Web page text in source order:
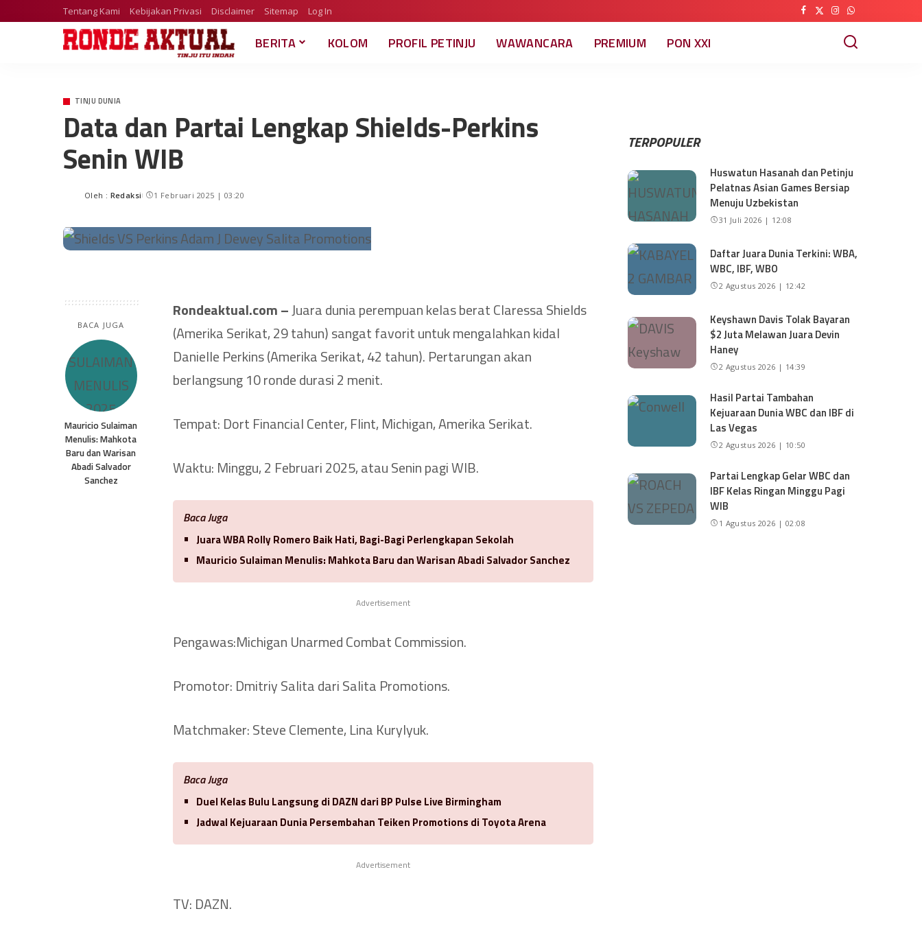
Tentang Kami Kebijakan Privasi Disclaimer Sitemap Log In
BERITA KOLOM PROFIL PETINJU WAWANCARA PREMIUM PON XXI
TINJU DUNIA
Data dan Partai Lengkap Shields-Perkins
Senin WIB
Oleh : Redaksi 1 Februari 2025 | 03:20
BACA JUGA
Mauricio Sulaiman
Menulis: Mahkota
Baru dan Warisan
Abadi Salvador
Sanchez
Rondeaktual.com –Juara dunia perempuan kelas berat Claressa Shields
(Amerika Serikat, 29 tahun) sangat favorit untuk mengalahkan kidal
Danielle Perkins (Amerika Serikat, 42 tahun). Pertarungan akan
berlangsung 10 ronde durasi 2 menit.
Tempat: Dort Financial Center, Flint, Michigan, Amerika Serikat.
Waktu: Minggu, 2 Februari 2025, atau Senin pagi WIB.
Baca Juga
Juara WBA Rolly Romero Baik Hati, Bagi-Bagi Perlengkapan Sekolah
Mauricio Sulaiman Menulis: Mahkota Baru dan Warisan Abadi Salvador Sanchez
Advertisement
Pengawas:Michigan Unarmed Combat Commission.
Promotor: Dmitriy Salita dari Salita Promotions.
Matchmaker: Steve Clemente, Lina Kurylyuk.
Baca Juga
Duel Kelas Bulu Langsung di DAZN dari BP Pulse Live Birmingham
Jadwal Kejuaraan Dunia Persembahan Teiken Promotions di Toyota Arena
Advertisement
TV: DAZN.
TERPOPULER
Huswatun Hasanah dan Petinju
Pelatnas Asian Games Bersiap
Menuju Uzbekistan
31 Juli 2026 | 12:08
Daftar Juara Dunia Terkini: WBA,
WBC, IBF, WBO
2 Agustus 2026 | 12:42
Keyshawn Davis Tolak Bayaran
$2 Juta Melawan Juara Devin
Haney
2 Agustus 2026 | 14:39
Hasil Partai Tambahan
Kejuaraan Dunia WBC dan IBF di
Las Vegas
2 Agustus 2026 | 10:50
Partai Lengkap Gelar WBC dan
IBF Kelas Ringan Minggu Pagi
WIB
1 Agustus 2026 | 02:08